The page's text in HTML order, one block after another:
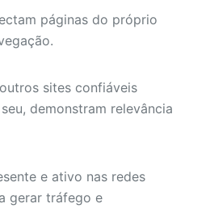
páginas do próprio
sites confiáveis
demonstram relevância
e ativo nas redes
gerar tráfego e